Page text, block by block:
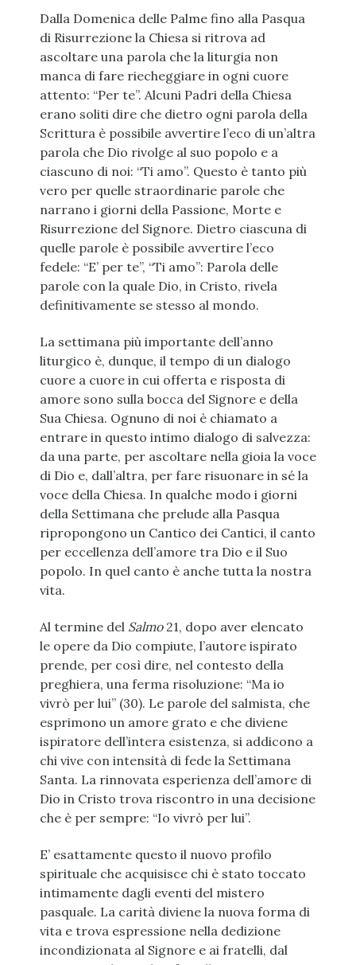
Dalla Domenica delle Palme fino alla Pasqua
di Risurrezione la Chiesa si ritrova ad
ascoltare una parola che la liturgia non
manca di fare riecheggiare in ogni cuore
attento: “Per te”. Alcuni Padri della Chiesa
erano soliti dire che dietro ogni parola della
Scrittura è possibile avvertire l’eco di un’altra
parola che Dio rivolge al suo popolo e a
ciascuno di noi: “Ti amo”. Questo è tanto più
vero per quelle straordinarie parole che
narrano i giorni della Passione, Morte e
Risurrezione del Signore. Dietro ciascuna di
quelle parole è possibile avvertire l’eco
fedele: “E’ per te”, “Ti amo”: Parola delle
parole con la quale Dio, in Cristo, rivela
definitivamente se stesso al mondo.
La settimana più importante dell’anno
liturgico è, dunque, il tempo di un dialogo
cuore a cuore in cui offerta e risposta di
amore sono sulla bocca del Signore e della
Sua Chiesa. Ognuno di noi è chiamato a
entrare in questo intimo dialogo di salvezza:
da una parte, per ascoltare nella gioia la voce
di Dio e, dall’altra, per fare risuonare in sé la
voce della Chiesa. In qualche modo i giorni
della Settimana che prelude alla Pasqua
ripropongono un Cantico dei Cantici, il canto
per eccellenza dell’amore tra Dio e il Suo
popolo. In quel canto è anche tutta la nostra
vita.
Al termine del Salmo21, dopo aver elencato
le opere da Dio compiute, l’autore ispirato
prende, per così dire, nel contesto della
preghiera, una ferma risoluzione: “Ma io
vivrò per lui” (30). Le parole del salmista, che
esprimono un amore grato e che diviene
ispiratore dell’intera esistenza, si addicono a
chi vive con intensità di fede la Settimana
Santa. La rinnovata esperienza dell’amore di
Dio in Cristo trova riscontro in una decisione
che è per sempre: “Io vivrò per lui”.
E’ esattamente questo il nuovo profilo
spirituale che acquisisce chi è stato toccato
intimamente dagli eventi del mistero
pasquale. La carità diviene la nuova forma di
vita e trova espressione nella dedizione
incondizionata al Signore e ai fratelli, dal